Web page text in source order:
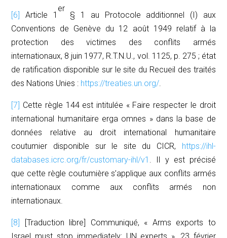
[6] Article 1
er
§ 1 au Protocole additionnel (I) aux
Conventions de Genève du 12 août 1949 relatif à la
protection des victimes des conflits armés
internationaux, 8 juin 1977, R.T.N.U., vol. 1125, p. 275 ; état
de ratification disponible sur le site du Recueil des traités
des Nations Unies : https://treaties.un.org/.
[7] Cette règle 144 est intitulée « Faire respecter le droit
international humanitaire erga omnes » dans la base de
données relative au droit international humanitaire
coutumier disponible sur le site du CICR, https://ihl-
databases.icrc.org/fr/customary-ihl/v1 . Il y est précisé
que cette règle coutumière s’applique aux conflits armés
internationaux comme aux conflits armés non
internationaux.
[8]
[Traduction libre] Communiqué, « Arms exports to